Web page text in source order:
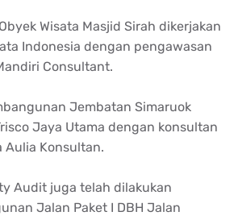
Wisata Masjid Sirah dikerjakan
Indonesia dengan pengawasan
Consultant.
Jembatan Simaruok
Jaya Utama dengan konsultan
Aulia Konsultan.
Audit juga telah dilakukan
Jalan Paket I DBH Jalan